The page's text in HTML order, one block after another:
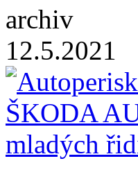
archiv
12.5.2021